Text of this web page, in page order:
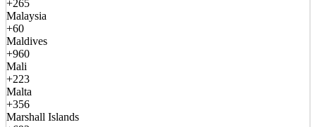
+265
Malaysia
+60
Maldives
+960
Mali
+223
Malta
+356
Marshall Islands